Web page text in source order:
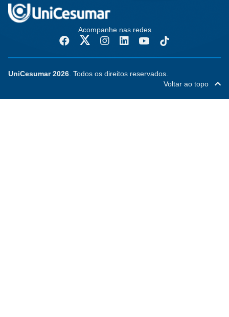
Acompanhe nas redes
UniCesumar 2026 . Todos os direitos reservados.
Voltar ao topo